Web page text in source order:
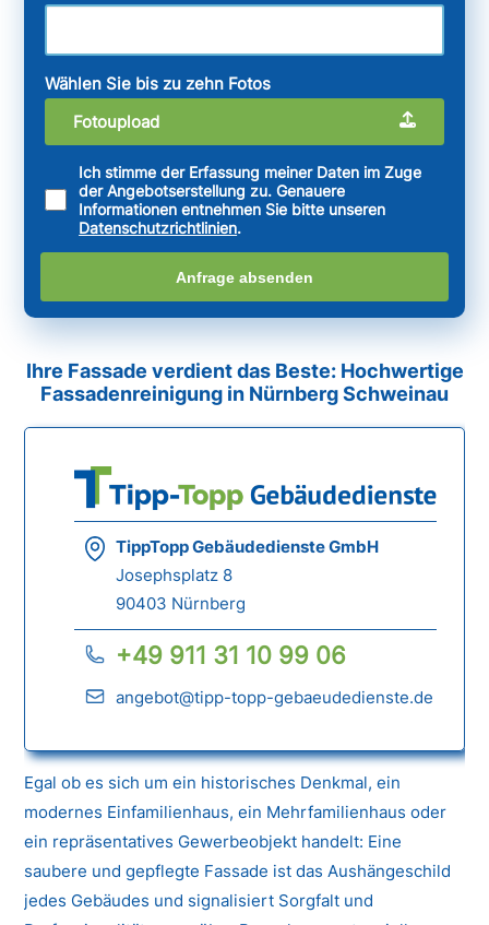
Wählen Sie bis zu zehn Fotos
Fotoupload
Ich stimme der Erfassung meiner Daten im Zuge
der Angebotserstellung zu. Genauere
Informationen entnehmen Sie bitte unseren
Datenschutzrichtlinien.
Anfrage absenden
Ihre Fassade verdient das Beste: Hochwertige
Fassadenreinigung in Nürnberg Schweinau
TippTopp Gebäudedienste GmbH
Josephsplatz 8
90403 Nürnberg
+49 911 31 10 99 06
angebot@tipp-topp-gebaeudedienste.de
Egal ob es sich um ein historisches Denkmal, ein
modernes Einfamilienhaus, ein Mehrfamilienhaus oder
ein repräsentatives Gewerbeobjekt handelt: Eine
saubere und gepflegte Fassade ist das Aushängeschild
jedes Gebäudes und signalisiert Sorgfalt und